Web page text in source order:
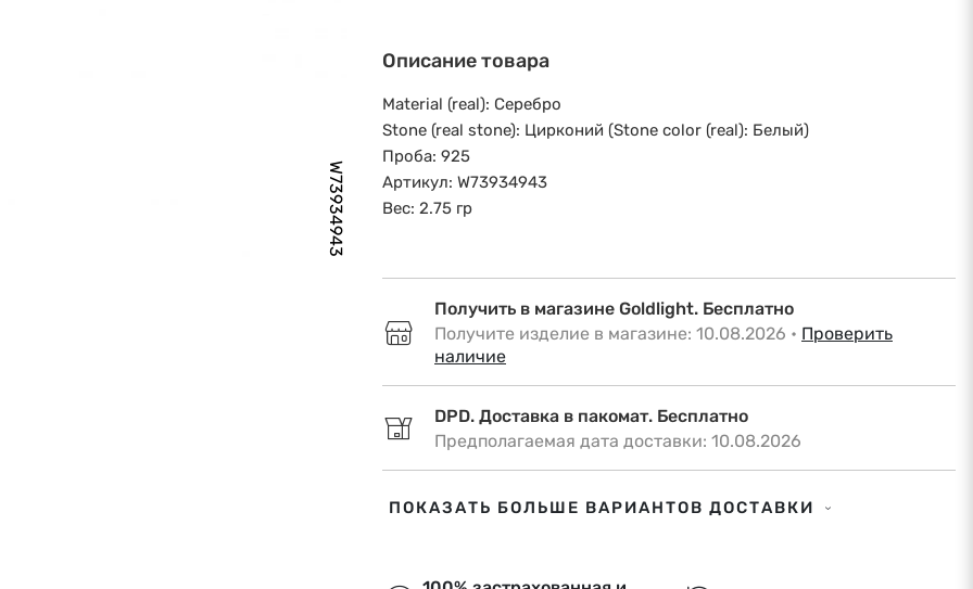
W73934943
Описание товара
Material (real): Серебро
Stone (real stone): Цирконий (Stone color (real): Белый)
Проба: 925
Артикул: W73934943
Вес: 2.75 гр
Получить в магазине Goldlight. Бесплатно
Получите изделие в магазине: 10.08.2026 • Проверить
наличие
DPD. Доставка в пакомат. Бесплатно
Предполагаемая дата доставки: 10.08.2026
DPD. Доставка по адресу. €6,50
ПОКАЗАТЬ БОЛЬШЕ ВАРИАНТОВ ДОСТАВКИ